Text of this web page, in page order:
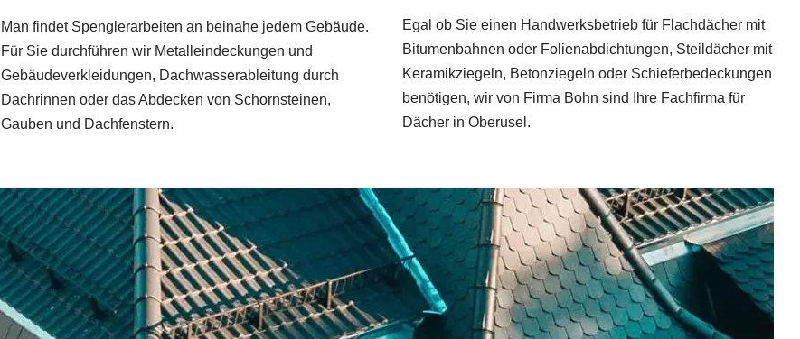
Man findet Spenglerarbeiten an beinahe jedem Gebäude.
Für Sie durchführen wir Metalleindeckungen und
Gebäudeverkleidungen, Dachwasserableitung durch
Dachrinnen oder das Abdecken von Schornsteinen,
Gauben und Dachfenstern.
Egal ob Sie einen Handwerksbetrieb für Flachdächer mit
Bitumenbahnen oder Folienabdichtungen, Steildächer mit
Keramikziegeln, Betonziegeln oder Schieferbedeckungen
benötigen, wir von Firma Bohn sind Ihre Fachfirma für
Dächer in Oberusel.